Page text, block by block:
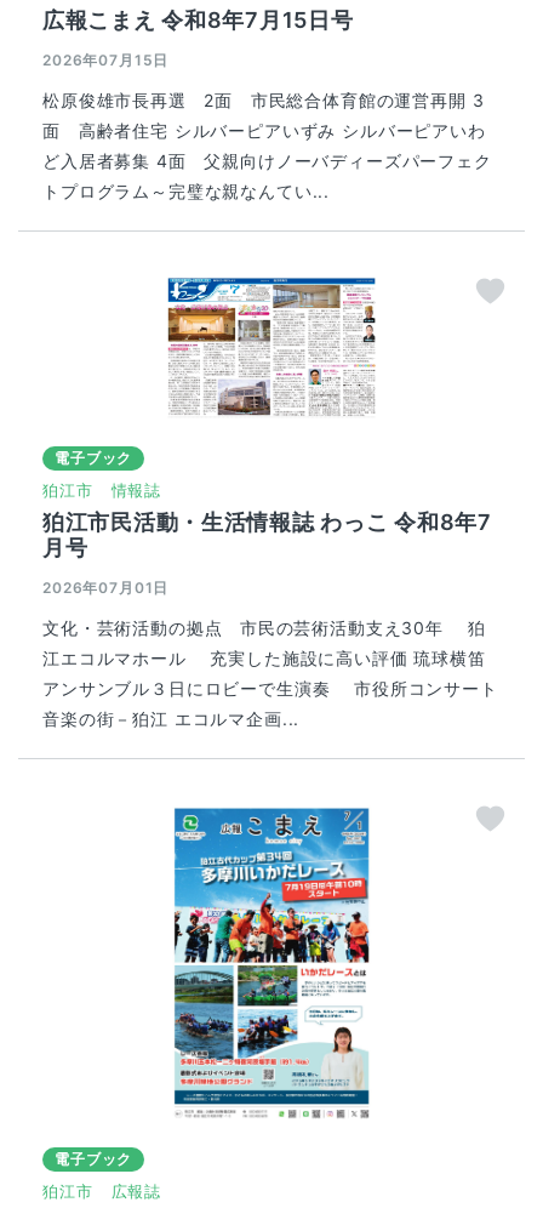
広報こまえ 令和8年7月15日号
2026年07月15日
松原俊雄市長再選 2面 市民総合体育館の運営再開 3
面 高齢者住宅 シルバーピアいずみ シルバーピアいわ
ど入居者募集 4面 父親向けノーバディーズパーフェク
トプログラム～完璧な親なんてい...
電子ブック
狛江市 情報誌
狛江市民活動・生活情報誌 わっこ 令和8年7
月号
2026年07月01日
文化・芸術活動の拠点 市民の芸術活動支え30年 狛
江エコルマホール 充実した施設に高い評価 琉球横笛
アンサンブル３日にロビーで生演奏 市役所コンサート
音楽の街－狛江 エコルマ企画...
電子ブック
狛江市 広報誌